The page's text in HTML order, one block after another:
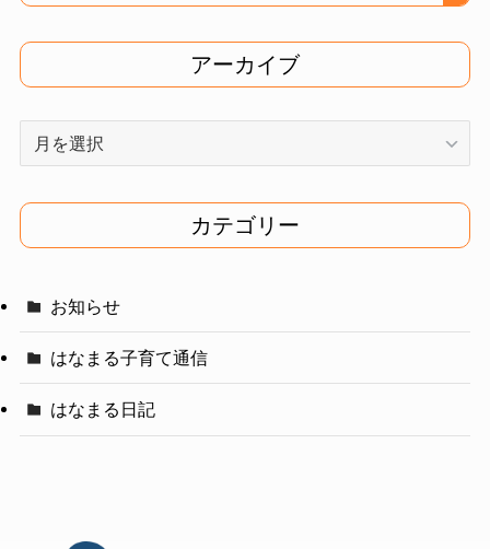
アーカイブ
イ
ブ
カテゴリー
お知らせ
はなまる子育て通信
はなまる日記